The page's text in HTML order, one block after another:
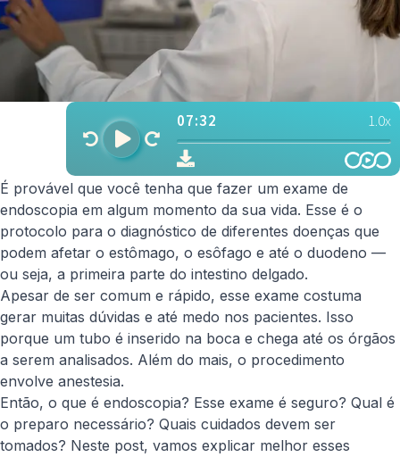
É provável que você tenha que fazer um exame de
endoscopia em algum momento da sua vida. Esse é o
protocolo para o diagnóstico de diferentes doenças que
podem afetar o estômago, o esôfago e até o duodeno —
ou seja, a primeira parte do intestino delgado.
Apesar de ser comum e rápido, esse exame costuma
gerar muitas dúvidas e até medo nos pacientes. Isso
porque um tubo é inserido na boca e chega até os órgãos
a serem analisados. Além do mais, o procedimento
envolve anestesia.
Então, o que é endoscopia? Esse exame é seguro? Qual é
o preparo necessário? Quais cuidados devem ser
tomados? Neste post, vamos explicar melhor esses